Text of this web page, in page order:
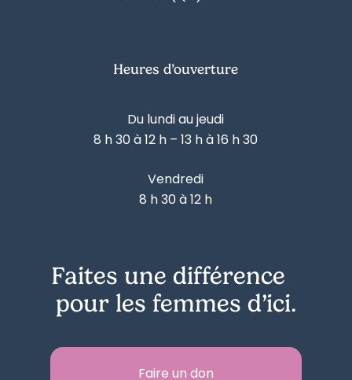
Heures d’ouverture
Du lundi au jeudi
8 h 30 à 12 h – 13 h à 16 h 30
Vendredi
8 h 30 à 12 h
Faites une différence
pour les femmes d’ici.
Faire un don